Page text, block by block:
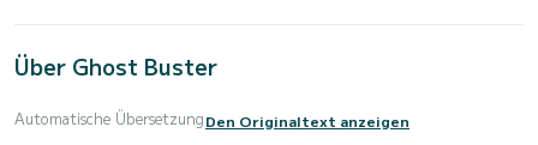
Über Ghost Buster
Automatische ÜbersetzungDen Originaltext anzeigen